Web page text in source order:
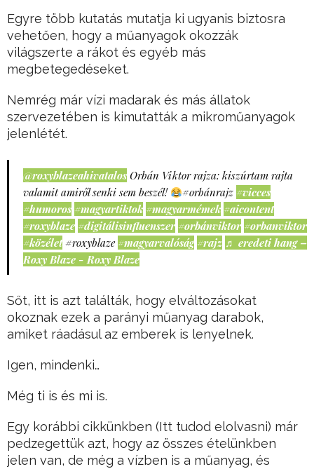
Egyre több kutatás mutatja ki ugyanis biztosra
vehetően, hogy a műanyagok okozzák
világszerte a rákot és egyéb más
megbetegedéseket.
Nemrég már vízi madarak és más állatok
szervezetében is kimutatták a mikroműanyagok
jelenlétét.
@roxyblazeahivatalos Orbán Viktor rajza: kiszúrtam rajta
valamit amiről senki sem beszél!
#orbánrajz #vicces
#humoros #magyartiktok #magyarmémek #aicontent
#roxyblaze #digitálisinfluenszer #orbánviktor #orbanviktor
#közélet #roxyblaze #magyarvalóság #rajz ♬ eredeti hang –
Roxy Blaze - Roxy Blaze
Sőt, itt is azt találták, hogy elváltozásokat
okoznak ezek a parányi műanyag darabok,
amiket ráadásul az emberek is lenyelnek.
Igen, mindenki…
Még ti is és mi is.
Egy korábbi cikkünkben (Itt tudod elolvasni) már
pedzegettük azt, hogy az összes ételünkben
jelen van, de még a vízben is a műanyag, és